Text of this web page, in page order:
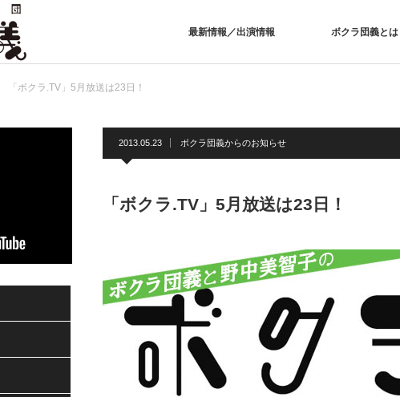
最新情報／出演情報 ボクラ団義とは
「ボクラ.TV」5月放送は23日！
2013.05.23 ボクラ団義からのお知らせ
「ボクラ.TV」5月放送は23日！